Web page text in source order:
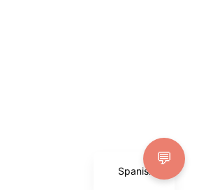
💬
Spanish
English